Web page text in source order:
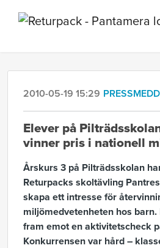
2010-05-19 15:29
Elever på
vinner pris i nationell
Årskurs 3 på Pilträdsskolan
Returpacks skoltävling
skapa ett intresse för
miljömedvetenheten hos
fram emot en aktivitetscheck
Konkurrensen var hård ­­–